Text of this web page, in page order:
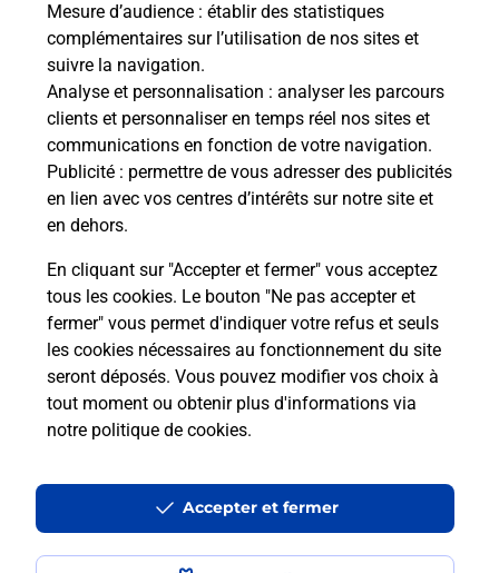
Mesure d’audience : établir des statistiques
complémentaires sur l’utilisation de nos sites et
suivre la navigation.
Analyse et personnalisation : analyser les parcours
clients et personnaliser en temps réel nos sites et
communications en fonction de votre navigation.
Publicité : permettre de vous adresser des publicités
en lien avec vos centres d’intérêts sur notre site et
en dehors.
En cliquant sur "Accepter et fermer" vous acceptez
tous les cookies. Le bouton "Ne pas accepter et
fermer" vous permet d'indiquer votre refus et seuls
les cookies nécessaires au fonctionnement du site
seront déposés. Vous pouvez modifier vos choix à
tout moment ou obtenir plus d'informations via
notre politique de cookies.
Accepter et fermer
Questions fréquemment posées
Quel réseau utilise La Poste Mobile ?
Est-ce que je peux garder mon
numéro de mobile gratuitement ?
Est-ce que je peux bénéficier de la 5G
avec La Poste Mobile ?
Est-ce que je peux utiliser mon forfait
Est-ce que je peux payer mon